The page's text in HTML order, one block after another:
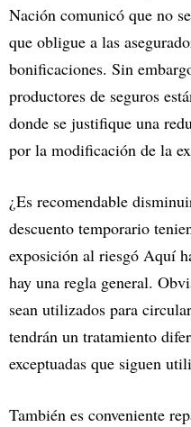
Nación comunicó que no
que obligue a las
bonificaciones. Sin
productores de seguros
donde se justifique una
por la modificación de la
¿Es recomendable
descuento temporario
exposición al riesgó Aquí
hay una regla general.
sean utilizados para
tendrán un tratamiento
exceptuadas que siguen
También es conveniente